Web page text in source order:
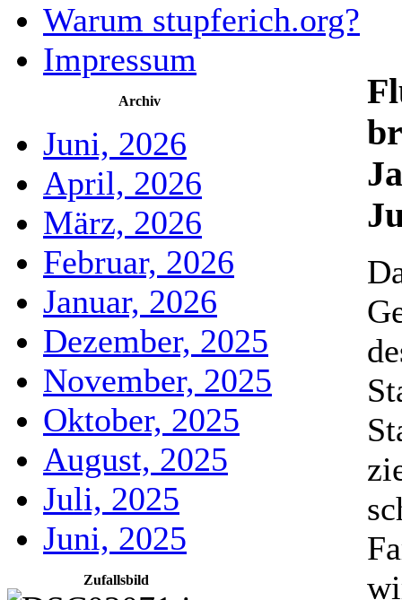
Warum stupferich.org?
Impressum
Archiv
Juni, 2026
April, 2026
März, 2026
Februar, 2026
Januar, 2026
Dezember, 2025
November, 2025
Oktober, 2025
August, 2025
Juli, 2025
Juni, 2025
Zufallsbild